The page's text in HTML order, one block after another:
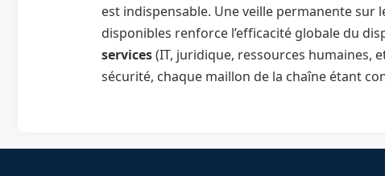
est indispensable. Une veille permanente
disponibles renforce l’efficacité globale du
services(IT, juridique, ressources humaines,
sécurité, chaque maillon de la chaîne étant